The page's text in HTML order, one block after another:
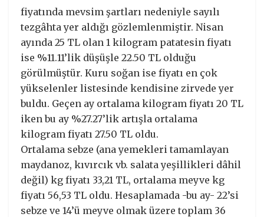
fiyatında mevsim şartları nedeniyle sayılı
tezgâhta yer aldığı gözlemlenmiştir. Nisan
ayında 25 TL olan 1 kilogram patatesin fiyatı
ise %11.11’lik düşüşle 22.50 TL olduğu
görülmüştür. Kuru soğan ise fiyatı en çok
yükselenler listesinde kendisine zirvede yer
buldu. Geçen ay ortalama kilogram fiyatı 20 TL
iken bu ay %27.27’lik artışla ortalama
kilogram fiyatı 27.50 TL oldu.
Ortalama sebze (ana yemekleri tamamlayan
maydanoz, kıvırcık vb. salata yeşillikleri dâhil
değil) kg fiyatı 33,21 TL, ortalama meyve kg
fiyatı 56,53 TL oldu. Hesaplamada -bu ay- 22’si
sebze ve 14’ü meyve olmak üzere toplam 36